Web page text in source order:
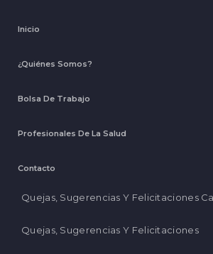
Inicio
¿Quiénes Somos?
Bolsa De Trabajo
Profesionales De La Salud
Contacto
Quejas, Sugerencias Y Felicitaciones
Quejas, Sugerencias Y Felicitaciones